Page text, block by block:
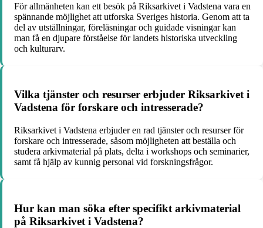
För allmänheten kan ett besök på Riksarkivet i Vadstena vara en
spännande möjlighet att utforska Sveriges historia. Genom att ta
del av utställningar, föreläsningar och guidade visningar kan
man få en djupare förståelse för landets historiska utveckling
och kulturarv.
Vilka tjänster och resurser erbjuder Riksarkivet i
Vadstena för forskare och intresserade?
Riksarkivet i Vadstena erbjuder en rad tjänster och resurser för
forskare och intresserade, såsom möjligheten att beställa och
studera arkivmaterial på plats, delta i workshops och seminarier,
samt få hjälp av kunnig personal vid forskningsfrågor.
Hur kan man söka efter specifikt arkivmaterial
på Riksarkivet i Vadstena?